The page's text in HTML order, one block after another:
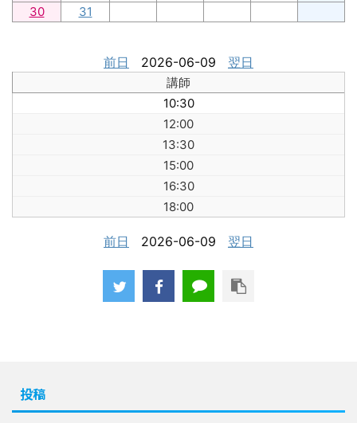
30
31
前日 2026-06-09 翌日
講師
10:30
12:00
13:30
15:00
16:30
18:00
前日 2026-06-09 翌日
投稿